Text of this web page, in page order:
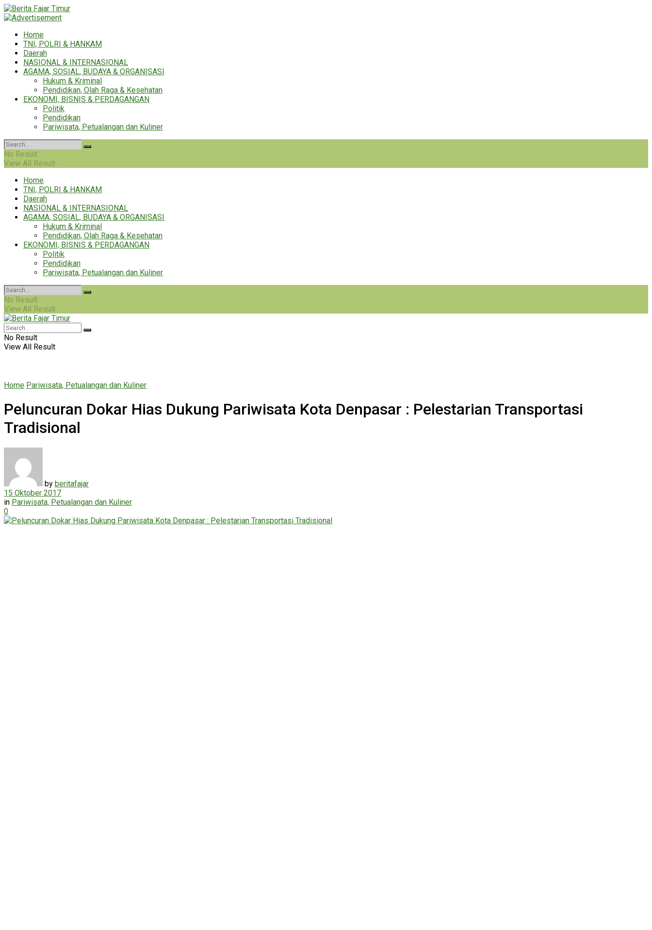
Home
TNI, POLRI & HANKAM
Daerah
NASIONAL & INTERNASIONAL
AGAMA, SOSIAL, BUDAYA & ORGANISASI
Hukum & Kriminal
Pendidikan, Olah Raga & Kesehatan
EKONOMI, BISNIS & PERDAGANGAN
Politik
Pendidikan
Pariwisata, Petualangan dan Kuliner
No Result
View All Result
Home
TNI, POLRI & HANKAM
Daerah
NASIONAL & INTERNASIONAL
AGAMA, SOSIAL, BUDAYA & ORGANISASI
Hukum & Kriminal
Pendidikan, Olah Raga & Kesehatan
EKONOMI, BISNIS & PERDAGANGAN
Politik
Pendidikan
Pariwisata, Petualangan dan Kuliner
No Result
View All Result
No Result
View All Result
Home Pariwisata, Petualangan dan Kuliner
Peluncuran Dokar Hias Dukung Pariwisata Kota Denpasar : Pelestarian Transportasi
Tradisional
by beritafajar
15 Oktober 2017
in Pariwisata, Petualangan dan Kuliner
0